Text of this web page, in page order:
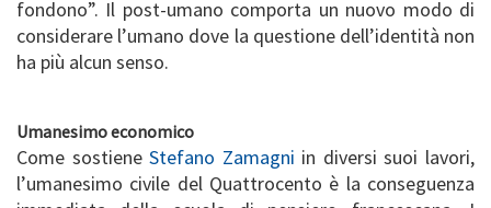
fondono”. Il post-umano comporta un nuovo modo di
considerare l’umano dove la questione dell’identità non
ha più alcun senso.
Umanesimo economico
Come sostieneStefano Zamagni in diversi suoi lavori,
l’umanesimo civile del Quattrocento è la conseguenza